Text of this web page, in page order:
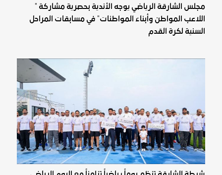
مجلس الشارقة الرياضي يوجه الأندية بحصرية مشاركة "
اللاعب المواطن وأبناء المواطنات" في مسابقات المراحل
السنية لكرة القدم